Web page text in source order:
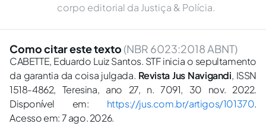
corpo editorial da Justiça & Polícia.
Como citar este texto (NBR 6023:2018 ABNT)
CABETTE, Eduardo Luiz Santos. STF inicia o sepultamento
da garantia da coisa julgada. Revista Jus Navigandi, ISSN
1518-4862, Teresina, ano 27, n. 7091, 30 nov. 2022.
Disponível em: https://jus.com.br/artigos/101370.
Acesso em: 7 ago. 2026.